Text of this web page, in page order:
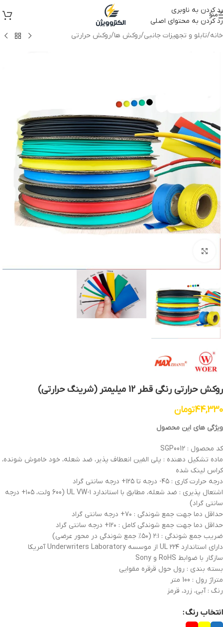
رد کردن به ناوبری
رد کردن به محتوای اصلی
منو
خانه/تابلو و تجهیزات جانبی/روکش ها/روکش حرارتی
روکش حرارتی رنگی قطر 12 میلیمتر (شرینگ حرارتی)
44,330تومان
ویژگی های این محصول
کد محصول : SGP0012
ماده تشکیل دهنده : پلی الفین انعطاف پذیر، ضد شعله، خود خاموش شونده،
کراس لینک شده
درجه حرارت کاری : ۴۵- درجه تا ۱۲۵+ درجه سانتی گراد
اشتعال پذیری : ضد شعله، مطابق با استاندارد ۱-UL VW (600 ولت، ۱۰۵+ درجه
سانتی گراد)
حداقل دما جهت جمع شوندگی : ۷۰+ درجه سانتی گراد
حداقل دما جهت جمع شوندگی کامل : ۱۲۰+ درجه سانتی گراد
ضریب جمع شوندگی : ۲:۱ (۵۰% جمع شوندگی در محور عرضی)
دارای استاندارد ۲۲۴ UL از موسسه Underwriters Laboratory آمریکا
سازگار با ضوابط RoHS و Sony
بسته بندی : رول حول قرقره مقوایی
متراژ رول : 100 متر
رنگ : آبی، زرد، قرمز
انتخاب رنگ